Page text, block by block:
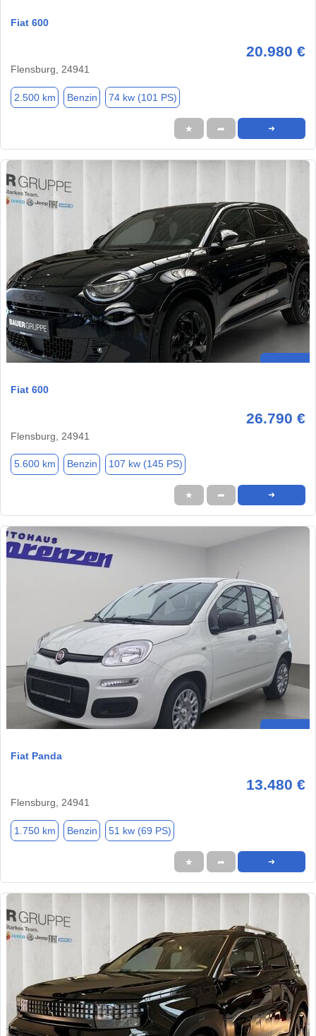
Fiat 600
20.980 €
Flensburg, 24941
2.500 km Benzin 74 kw (101 PS)
★ ➦ ➜
Fiat 600
26.790 €
Flensburg, 24941
5.600 km Benzin 107 kw (145 PS)
★ ➦ ➜
Fiat Panda
13.480 €
Flensburg, 24941
1.750 km Benzin 51 kw (69 PS)
★ ➦ ➜